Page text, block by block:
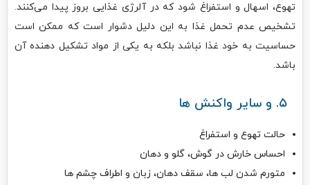
تهوع، اسهال و استفراغ شود که در آلرژی غذایی بروز پیدا می‌کنند.
تشخیص عدم تحمل غذا به‌ این دلیل دشوار است که ممکن است
حساسیت به خود غذا نباشد بلکه به یکی از مواد تشکیل دهنده آن
باشد.
حالت تهوع و استفراغ
احساس خارش در گوش، گلو و دهان
متورم شدن لب‌ ها، سقف دهان، زبان و اطراف چشم‌ ها